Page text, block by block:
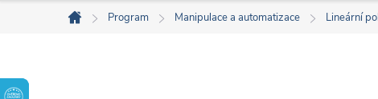
Domů
Program Manipulace a automatizace Lineární